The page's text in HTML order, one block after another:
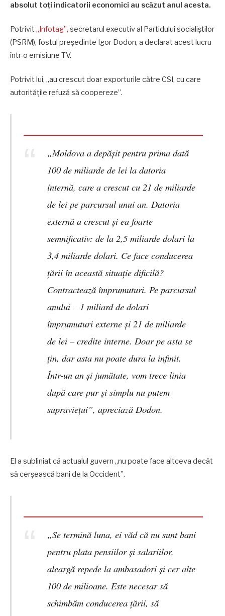
absolut toţi indicatorii economici au scăzut anul acesta.
Potrivit „Infotag”, secretarul executiv al Partidului socialiştilor
(PSRM), fostul preşedinte Igor Dodon, a declarat acest lucru
într-o emisiune TV.
Potrivit lui, „au crescut doar exporturile către CSI, cu care
autorităţile refuză să coopereze”.
„Moldova a depăşit pentru prima dată
100 de miliarde de lei la datoria
internă, care a crescut cu 21 de miliarde
de lei pe parcursul unui an. Datoria
externă a crescut şi ea foarte
semnificativ: de la 2,5 miliarde dolari la
3,4 miliarde dolari. Ce face conducerea
ţării în această situaţie dificilă?
Contractează împrumuturi. Pe parcursul
anului – 1 miliard de dolari
împrumuturi externe şi 21 de miliarde
de lei – credite interne. Doar pe asta se
ţin, dar asta nu poate dura la infinit.
Într-un an şi jumătate, vom trece linia
după care pur şi simplu nu putem
supravieţui”, apreciază Dodon.
El a subliniat că actualul guvern „nu poate face altceva decât
să cerşească bani de la Occident”.
„Se termină luna, ei văd că nu sunt bani
pentru plata pensiilor şi salariilor,
aleargă repede la ambasadori şi cer alte
100 de milioane. Este necesar să
schimbăm conducerea ţării, să